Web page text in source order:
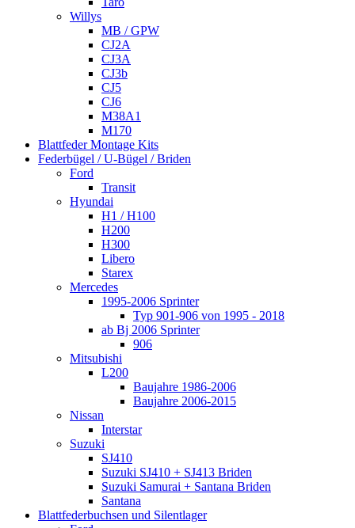
Willys
MB / GPW
CJ2A
CJ3A
CJ3b
CJ5
CJ6
M38A1
M170
Blattfeder Montage Kits
Federbügel / U-Bügel / Briden
Ford
Transit
Hyundai
H1 / H100
H200
H300
Libero
Starex
Mercedes
1995-2006 Sprinter
Typ 901-906 von 1995 - 2018
ab Bj 2006 Sprinter
906
Mitsubishi
L200
Baujahre 1986-2006
Baujahre 2006-2015
Nissan
Interstar
Suzuki
SJ410
Suzuki SJ410 + SJ413 Briden
Suzuki Samurai + Santana Briden
Santana
Blattfederbuchsen und Silentlager